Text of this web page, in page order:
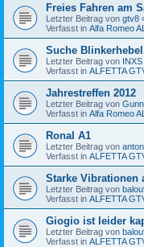
Freies Fahren am
Letzter Beitrag von gtv8
Verfasst in Alfa Romeo
Suche
Letzter Beitrag von INXS
Verfasst in ALFETTA
Jahrestreffen 2012
Letzter Beitrag von
Verfasst in Alfa Romeo
Ronal A1
Letzter Beitrag von
Verfasst in ALFETTA
Starke Vibrationen
Letzter Beitrag von
Verfasst in ALFETTA
Giogio ist leider
Letzter Beitrag von
Verfasst in ALFETTA